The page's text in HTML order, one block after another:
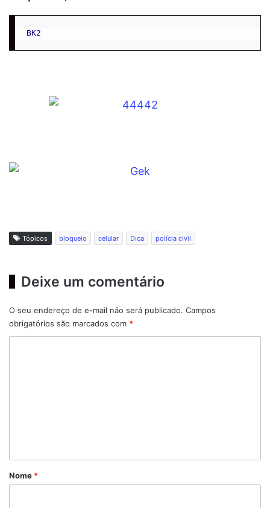
BK2
Tópicos bloqueio celular Dica polícia civil
Deixe um comentário
O seu endereço de e-mail não será publicado. Campos
obrigatórios são marcados com *
rNome *